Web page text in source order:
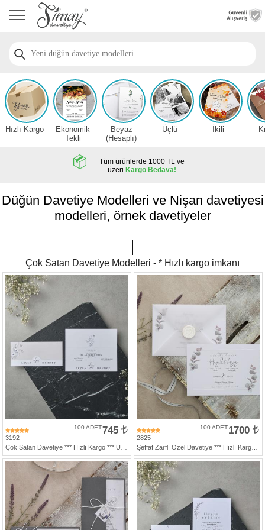
Anasayfa
Davetiye
Nişan
Davetiye
Modelleri
Düğün
Davetiye
Davetiye
Modelleri
Karikatürlü
Davetiye
Modelleri
Sade
Düğün
Davetiye
Modelleri
Davetiyeler
Papatyalı
Davetiye
Modelleri
Dini
Düğün
Davetiyeler
yeni
Hızlı Kargo
Ekonomik
Tekli
Beyaz
(Hesaplı)
Üçlü İkili
Tüm ürünlerde 1000 TL ve
üzeri Kargo Bedava!
Düğün Davetiye Modelleri ve Nişan davetiyesi
modelleri, örnek davetiyeler
Çok Satan Davetiye Modelleri - * Hızlı kargo imkanı
3192
745
100 ADET
2825
1700
100 ADET